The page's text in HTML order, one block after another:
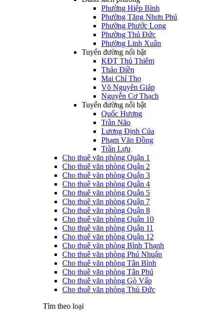
Phường Hiệp Bình
Phường Tăng Nhơn Phú
Phường Phước Long
Phường Thủ Đức
Phường Linh Xuân
Tuyến đường nổi bật
KĐT Thủ Thiêm
Thảo Điền
Mai Chí Thọ
Võ Nguyên Giáp
Nguyễn Cơ Thạch
Tuyến đường nổi bật
Quốc Hương
Trần Não
Lương Định Của
Phạm Văn Đồng
Trần Lựu
Cho thuê văn phòng Quận 1
Cho thuê văn phòng Quận 2
Cho thuê văn phòng Quận 3
Cho thuê văn phòng Quận 4
Cho thuê văn phòng Quận 5
Cho thuê văn phòng Quận 7
Cho thuê văn phòng Quận 8
Cho thuê văn phòng Quận 10
Cho thuê văn phòng Quận 11
Cho thuê văn phòng Quận 12
Cho thuê văn phòng Bình Thạnh
Cho thuê văn phòng Phú Nhuận
Cho thuê văn phòng Tân Bình
Cho thuê văn phòng Tân Phú
Cho thuê văn phòng Gò Vấp
Cho thuê văn phòng Thủ Đức
Tìm theo loại